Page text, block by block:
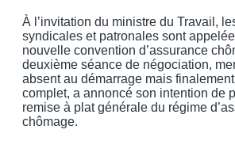
À l’invitation du ministre du Travail,
syndicales et patronales sont
nouvelle convention d’assurance
deuxième séance de négociation,
absent au démarrage mais
complet, a annoncé son intention de
remise à plat générale du régime
chômage.